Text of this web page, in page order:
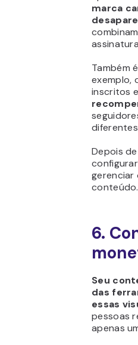
marca
Também
exemplo,
inscritos
Depois
gerenciar
conteúdo.
6.
Seu
das
essas
pessoas
apenas